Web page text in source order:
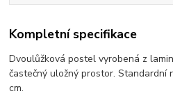
Kompletní specifikace
Dvoulůžková postel vyrobená z
častečný uložný prostor. Standardní
cm.